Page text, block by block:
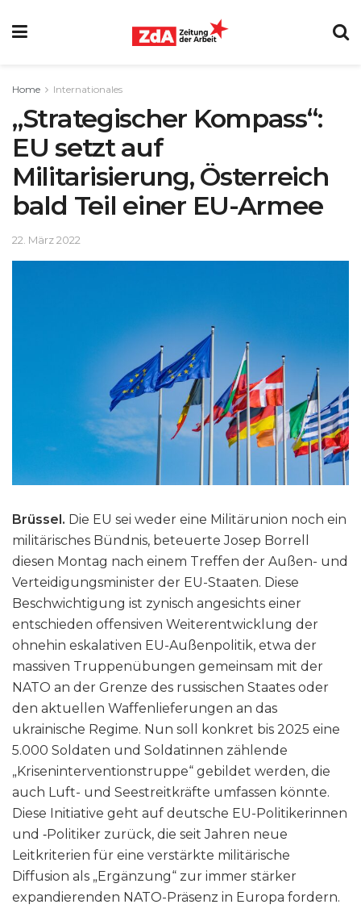
Home Internationales
„Strategischer Kompass“:
EU setzt auf
Militarisierung, Österreich
bald Teil einer EU-Armee
22. März 2022
Brüssel. Die EU sei weder eine Militärunion noch ein
militärisches Bündnis, beteuerte Josep Borrell
diesen Montag nach einem Treffen der Außen- und
Verteidigungsminister der EU-Staaten. Diese
Beschwichtigung ist zynisch angesichts einer
entschieden offensiven Weiterentwicklung der
ohnehin eskalativen EU-Außenpolitik, etwa der
massiven Truppenübungen gemeinsam mit der
NATO an der Grenze des russischen Staates oder
den aktuellen Waffenlieferungen an das
ukrainische Regime. Nun soll konkret bis 2025 eine
5.000 Soldaten und Soldatinnen zählende
„Kriseninterventionstruppe“ gebildet werden, die
auch Luft- und Seestreitkräfte umfassen könnte.
Diese Initiative geht auf deutsche EU-Politikerinnen
und ‑Politiker zurück, die seit Jahren neue
Leitkriterien für eine verstärkte militärische
Diffusion als „Ergänzung“ zur immer stärker
expandierenden NATO-Präsenz in Europa fordern.